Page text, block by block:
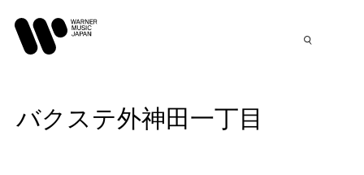
バクステ外神田一丁目